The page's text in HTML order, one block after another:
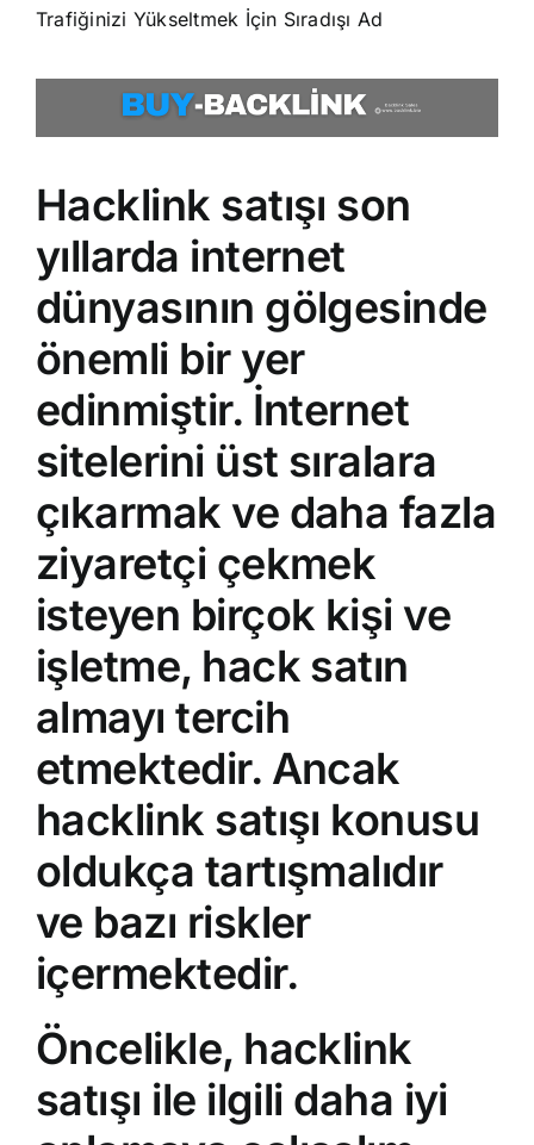
Trafiğinizi Yükseltmek İçin Sıradışı Ad
Hacklink satışı son
yıllarda internet
dünyasının gölgesinde
önemli bir yer
edinmiştir. İnternet
sitelerini üst sıralara
çıkarmak ve daha fazla
ziyaretçi çekmek
isteyen birçok kişi ve
işletme, hack satın
almayı tercih
etmektedir. Ancak
hacklink satışı konusu
oldukça tartışmalıdır
ve bazı riskler
içermektedir.
Öncelikle, hacklink
satışı ile ilgili daha iyi